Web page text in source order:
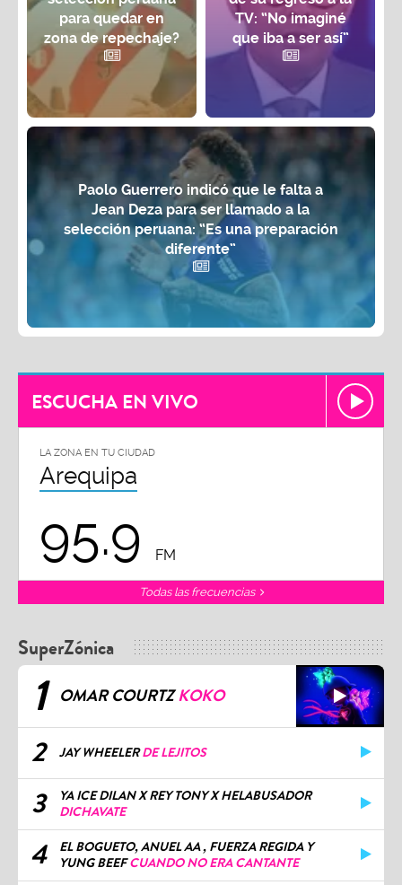
para quedar en
zona de repechaje?
TV: “No imaginé
que iba a ser así”
Paolo Guerrero indicó que le falta a
Jean Deza para ser llamado a la
selección peruana: “Es una preparación
diferente”
ESCUCHA EN VIVO
LA ZONA EN TU CIUDAD
Arequipa
95.9 FM
Todas las frecuencias
SuperZónica
1 OMAR COURTZKOKO
2 JAY WHEELERDE LEJITOS
3
YA ICE DILAN X REY TONY X HELABUSADOR
DICHAVATE
4
EL BOGUETO, ANUEL AA , FUERZA REGIDA Y
YUNG BEEFCUANDO NO ERA CANTANTE